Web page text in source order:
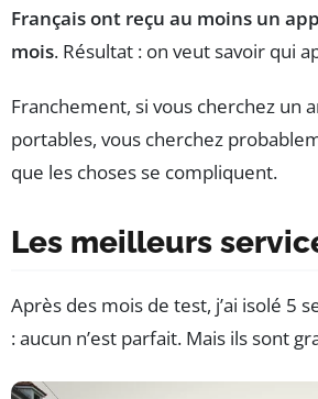
Français ont reçu au moins un
mois. Résultat : on veut savoir qui
Franchement, si vous cherchez un
portables, vous cherchez
que les choses se compliquent.
Les meilleurs
Après des mois de test, j’ai isolé 5
: aucun n’est parfait. Mais ils sont